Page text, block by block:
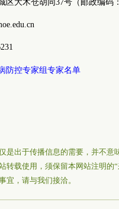
区大木仓胡同37号（邮政编码
防控专家组专家名单
是出于传播信息的需要，并不
转载使用，须保留本网站注明的
宜，请与我们接洽。